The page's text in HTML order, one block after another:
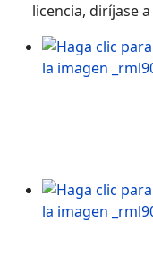
licencia, diríjase a